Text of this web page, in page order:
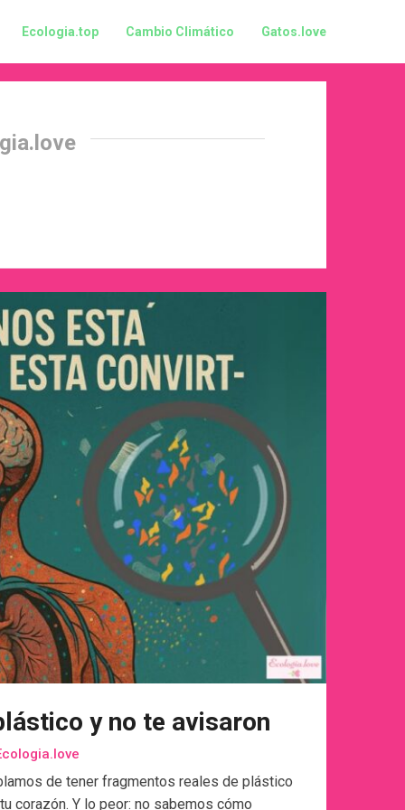
Ecologia.top Cambio Climático Gatos.love
y no te avisaron
de tener fragmentos reales de plástico
corazón. Y lo peor: no sabemos cómo